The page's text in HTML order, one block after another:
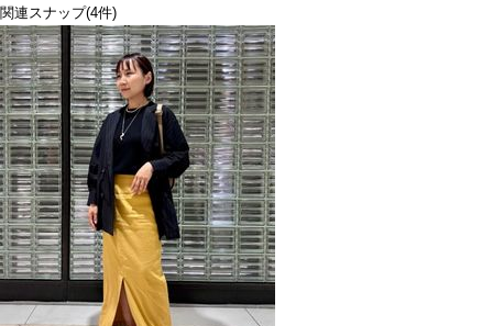
関連スナップ(4件)